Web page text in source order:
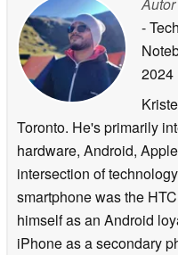
-
2024
Toronto. He's primarily
hardware, Android,
intersection of
smartphone was the
himself as an Android
iPhone as a secondary